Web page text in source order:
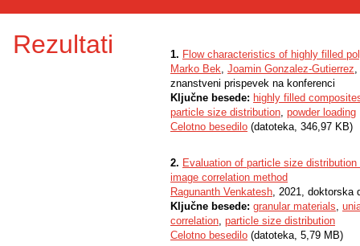
Rezultati 1. Flow characteristics of highly filled
Marko Bek, Joamin Gonzalez-Gutierrez,
znanstveni prispevek na konferenci
Ključne besede: highly filled
particle size distribution, powder loading
Celotno besedilo (datoteka, 346,97 KB)
2. Evaluation of particle size
image correlation method
Ragunanth Venkatesh, 2021, doktorska
Ključne besede: granular materials,
correlation, particle size distribution
Celotno besedilo (datoteka, 5,79 MB)